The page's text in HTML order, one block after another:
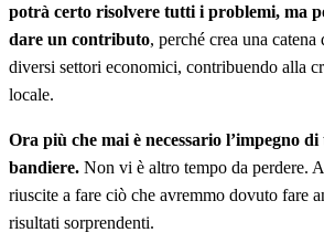
potrà certo risolvere tutti i problemi, ma
dare un contributo, perché crea una
diversi settori economici, contribuendo alla
locale.
Ora più che mai è necessario l’impegno
bandiere. Non vi è altro tempo da perdere.
riuscite a fare ciò che avremmo dovuto fare
risultati sorprendenti.